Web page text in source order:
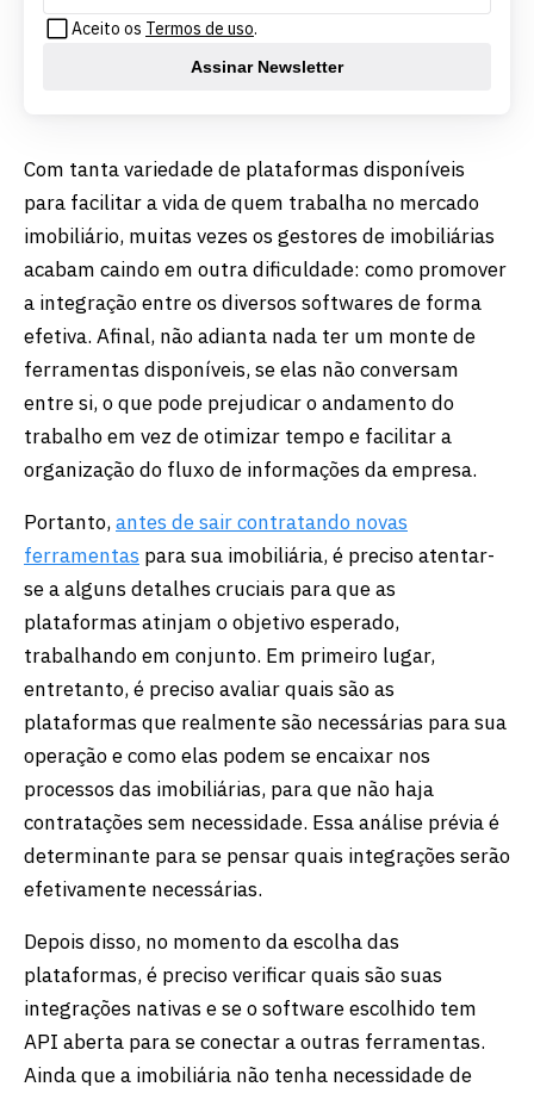
Aceito os Termos de uso.
Assinar Newsletter
Com tanta variedade de plataformas disponíveis
para facilitar a vida de quem trabalha no mercado
imobiliário, muitas vezes os gestores de imobiliárias
acabam caindo em outra dificuldade: como promover
a integração entre os diversos softwares de forma
efetiva. Afinal, não adianta nada ter um monte de
ferramentas disponíveis, se elas não conversam
entre si, o que pode prejudicar o andamento do
trabalho em vez de otimizar tempo e facilitar a
organização do fluxo de informações da empresa.
Portanto,antes de sair contratando novas
ferramentas para sua imobiliária, é preciso atentar-
se a alguns detalhes cruciais para que as
plataformas atinjam o objetivo esperado,
trabalhando em conjunto. Em primeiro lugar,
entretanto, é preciso avaliar quais são as
plataformas que realmente são necessárias para sua
operação e como elas podem se encaixar nos
processos das imobiliárias, para que não haja
contratações sem necessidade. Essa análise prévia é
determinante para se pensar quais integrações serão
efetivamente necessárias.
Depois disso, no momento da escolha das
plataformas, é preciso verificar quais são suas
integrações nativas e se o software escolhido tem
API aberta para se conectar a outras ferramentas.
Ainda que a imobiliária não tenha necessidade de